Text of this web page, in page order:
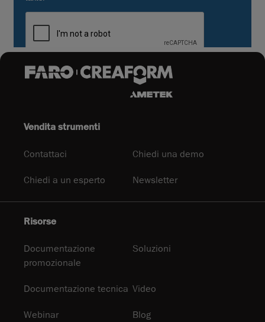
Vendita strumenti
Contattaci Chiedi una demo
Chiedi a un esperto Newsletter
Risorse
Documentazione
promozionale
Soluzioni
Documentazione tecnica Video
Webinar Blog